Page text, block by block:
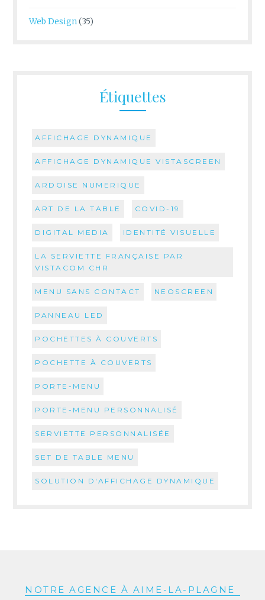
Web Design(35)
Étiquettes
AFFICHAGE DYNAMIQUE
AFFICHAGE DYNAMIQUE VISTASCREEN
ARDOISE NUMERIQUE
ART DE LA TABLE COVID-19
DIGITAL MEDIA IDENTITÉ VISUELLE
LA SERVIETTE FRANÇAISE PAR
VISTACOM CHR
MENU SANS CONTACT NEOSCREEN
PANNEAU LED
POCHETTES À COUVERTS
POCHETTE À COUVERTS
PORTE-MENU
PORTE-MENU PERSONNALISÉ
SERVIETTE PERSONNALISÉE
SET DE TABLE MENU
SOLUTION D'AFFICHAGE DYNAMIQUE
NOTRE AGENCE À AIME-LA-PLAGNE